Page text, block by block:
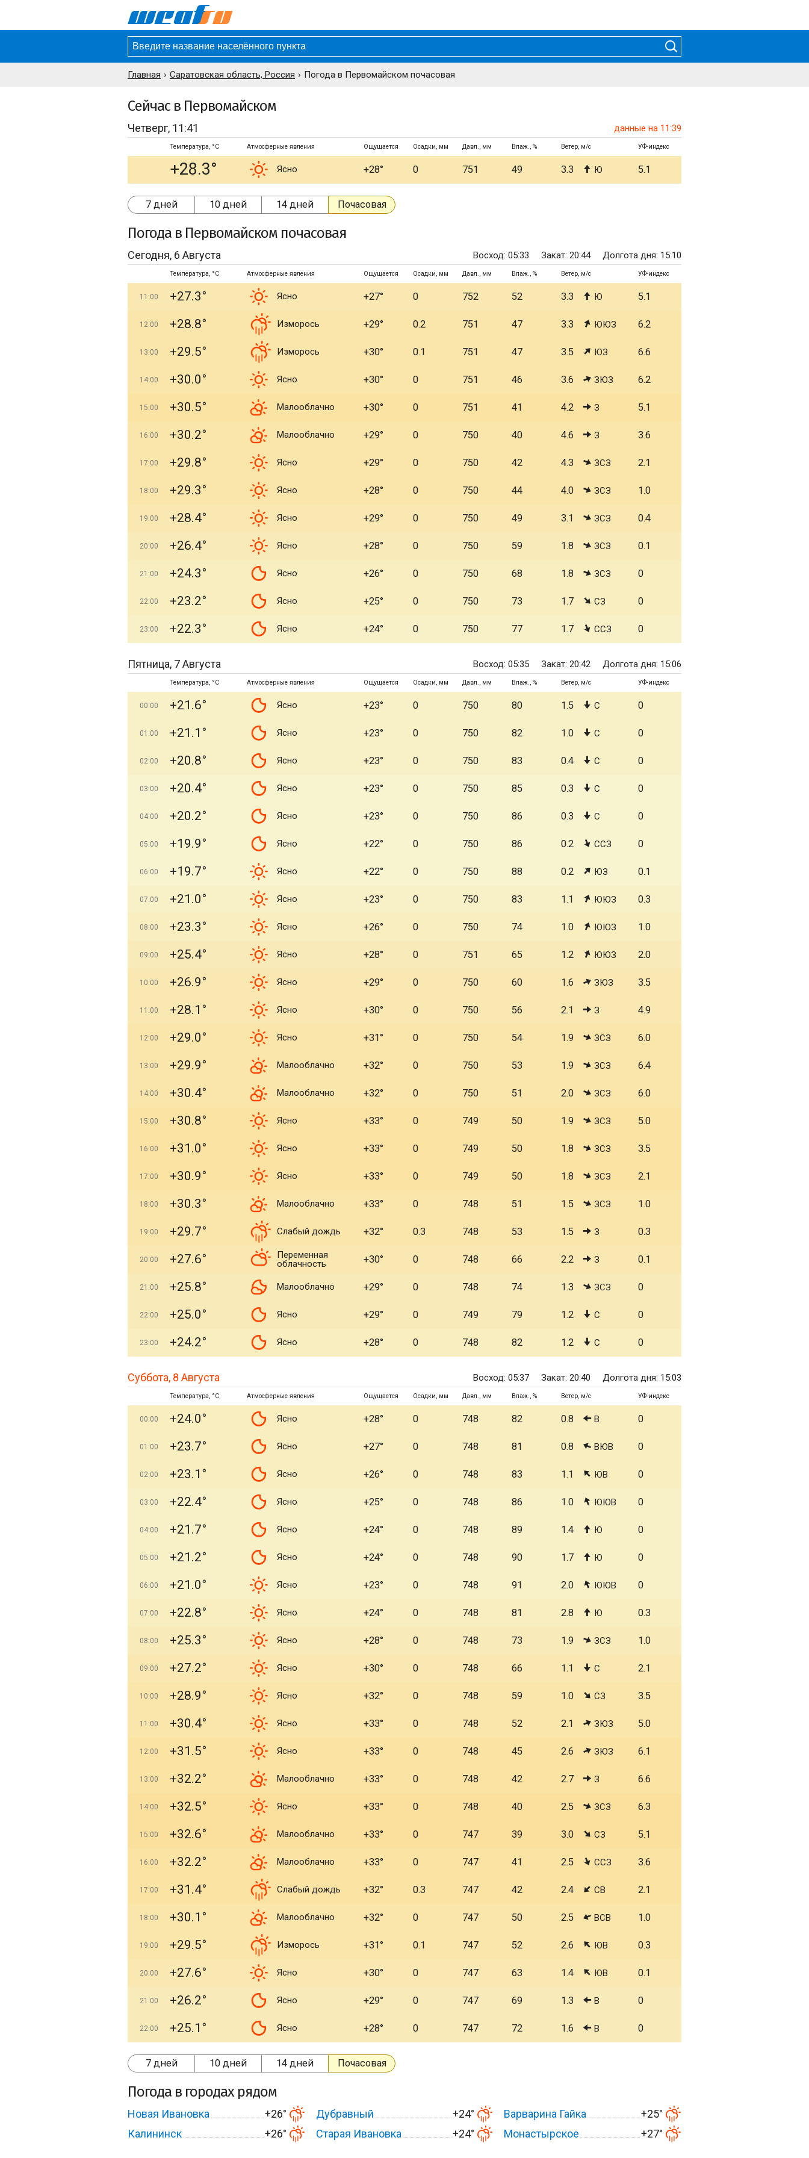
Главная Саратовская область, Россия Погода в Первомайском почасовая
Сейчас в Первомайском
Четверг, 11:41 данные на 11:39
Температура, °C Атмосферные явления Ощущается Осадки, мм Давл., мм Влаж., % Ветер, м/с УФ-индекс
+28.3° Ясно +28° 0 751 49 3.3 Ю 5.1
7 дней 10 дней 14 дней Почасовая
Погода в Первомайском почасовая
Сегодня, 6 Августа Восход: 05:33 Закат: 20:44 Долгота дня: 15:10
Температура, °C Атмосферные явления Ощущается Осадки, мм Давл., мм Влаж., % Ветер, м/с УФ-индекс
11:00 +27.3° Ясно +27° 0 752 52 3.3 Ю 5.1
12:00 +28.8° Изморось +29° 0.2 751 47 3.3 ЮЮЗ 6.2
13:00 +29.5° Изморось +30° 0.1 751 47 3.5 ЮЗ 6.6
14:00 +30.0° Ясно +30° 0 751 46 3.6 ЗЮЗ 6.2
15:00 +30.5° Малооблачно +30° 0 751 41 4.2 З 5.1
16:00 +30.2° Малооблачно +29° 0 750 40 4.6 З 3.6
17:00 +29.8° Ясно +29° 0 750 42 4.3 ЗСЗ 2.1
18:00 +29.3° Ясно +28° 0 750 44 4.0 ЗСЗ 1.0
19:00 +28.4° Ясно +29° 0 750 49 3.1 ЗСЗ 0.4
20:00 +26.4° Ясно +28° 0 750 59 1.8 ЗСЗ 0.1
21:00 +24.3° Ясно +26° 0 750 68 1.8 ЗСЗ 0
22:00 +23.2° Ясно +25° 0 750 73 1.7 СЗ 0
23:00 +22.3° Ясно +24° 0 750 77 1.7 ССЗ 0
Пятница, 7 Августа Восход: 05:35 Закат: 20:42 Долгота дня: 15:06
Температура, °C Атмосферные явления Ощущается Осадки, мм Давл., мм Влаж., % Ветер, м/с УФ-индекс
00:00 +21.6° Ясно +23° 0 750 80 1.5 С 0
01:00 +21.1° Ясно +23° 0 750 82 1.0 С 0
02:00 +20.8° Ясно +23° 0 750 83 0.4 С 0
03:00 +20.4° Ясно +23° 0 750 85 0.3 С 0
04:00 +20.2° Ясно +23° 0 750 86 0.3 С 0
05:00 +19.9° Ясно +22° 0 750 86 0.2 ССЗ 0
06:00 +19.7° Ясно +22° 0 750 88 0.2 ЮЗ 0.1
07:00 +21.0° Ясно +23° 0 750 83 1.1 ЮЮЗ 0.3
08:00 +23.3° Ясно +26° 0 750 74 1.0 ЮЮЗ 1.0
09:00 +25.4° Ясно +28° 0 751 65 1.2 ЮЮЗ 2.0
10:00 +26.9° Ясно +29° 0 750 60 1.6 ЗЮЗ 3.5
11:00 +28.1° Ясно +30° 0 750 56 2.1 З 4.9
12:00 +29.0° Ясно +31° 0 750 54 1.9 ЗСЗ 6.0
13:00 +29.9° Малооблачно +32° 0 750 53 1.9 ЗСЗ 6.4
14:00 +30.4° Малооблачно +32° 0 750 51 2.0 ЗСЗ 6.0
15:00 +30.8° Ясно +33° 0 749 50 1.9 ЗСЗ 5.0
16:00 +31.0° Ясно +33° 0 749 50 1.8 ЗСЗ 3.5
17:00 +30.9° Ясно +33° 0 749 50 1.8 ЗСЗ 2.1
18:00 +30.3° Малооблачно +33° 0 748 51 1.5 ЗСЗ 1.0
19:00 +29.7° Слабый дождь +32° 0.3 748 53 1.5 З 0.3
20:00 +27.6°
Переменная
облачность
+30° 0 748 66 2.2 З 0.1
21:00 +25.8° Малооблачно +29° 0 748 74 1.3 ЗСЗ 0
22:00 +25.0° Ясно +29° 0 749 79 1.2 С 0
23:00 +24.2° Ясно +28° 0 748 82 1.2 С 0
Суббота, 8 Августа Восход: 05:37 Закат: 20:40 Долгота дня: 15:03
Температура, °C Атмосферные явления Ощущается Осадки, мм Давл., мм Влаж., % Ветер, м/с УФ-индекс
00:00 +24.0° Ясно +28° 0 748 82 0.8 В 0
01:00 +23.7° Ясно +27° 0 748 81 0.8 ВЮВ 0
02:00 +23.1° Ясно +26° 0 748 83 1.1 ЮВ 0
03:00 +22.4° Ясно +25° 0 748 86 1.0 ЮЮВ 0
04:00 +21.7° Ясно +24° 0 748 89 1.4 Ю 0
05:00 +21.2° Ясно +24° 0 748 90 1.7 Ю 0
06:00 +21.0° Ясно +23° 0 748 91 2.0 ЮЮВ 0
07:00 +22.8° Ясно +24° 0 748 81 2.8 Ю 0.3
08:00 +25.3° Ясно +28° 0 748 73 1.9 ЗСЗ 1.0
09:00 +27.2° Ясно +30° 0 748 66 1.1 С 2.1
10:00 +28.9° Ясно +32° 0 748 59 1.0 СЗ 3.5
11:00 +30.4° Ясно +33° 0 748 52 2.1 ЗЮЗ 5.0
12:00 +31.5° Ясно +33° 0 748 45 2.6 ЗЮЗ 6.1
13:00 +32.2° Малооблачно +33° 0 748 42 2.7 З 6.6
14:00 +32.5° Ясно +33° 0 748 40 2.5 ЗСЗ 6.3
15:00 +32.6° Малооблачно +33° 0 747 39 3.0 СЗ 5.1
16:00 +32.2° Малооблачно +33° 0 747 41 2.5 ССЗ 3.6
17:00 +31.4° Слабый дождь +32° 0.3 747 42 2.4 СВ 2.1
18:00 +30.1° Малооблачно +32° 0 747 50 2.5 ВСВ 1.0
19:00 +29.5° Изморось +31° 0.1 747 52 2.6 ЮВ 0.3
20:00 +27.6° Ясно +30° 0 747 63 1.4 ЮВ 0.1
21:00 +26.2° Ясно +29° 0 747 69 1.3 В 0
22:00 +25.1° Ясно +28° 0 747 72 1.6 В 0
7 дней 10 дней 14 дней Почасовая
Погода в городах рядом
Новая Ивановка +26° Дубравный +24° Варварина Гайка
+25°
Калининск
+26° Старая Ивановка +24° Монастырское +27°